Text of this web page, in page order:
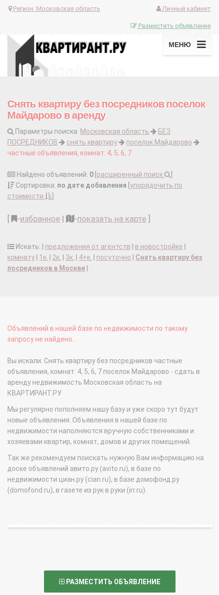
Регион: Московская область Личный кабинет
Разместить объявление
МЕНЮ
Снять квартиру без посредников поселок
Майдарово в аренду
Параметры поиска: Московская область
БЕЗ
ПОСРЕДНИКОВ
снять квартиру
поселок Майдарово
частные объявления, комнат: 4, 5, 6, 7
Найдено объявлений: 0 расширенный поиск
Сортировка: по дате добавления упорядочить по
стоимости
-избранное | -показать на карте
Искать: | предложения от агентств в новостройке
комнату
1к. 2к. 3к. 4+к. посуточно
Снять квартиру без
посредников в Москве
Объявлений в нашей базе по недвижимости по такому
запросу не найдено...
Вы искали: Снять квартиру без посредников частные
объявления, комнат: 4, 5, 6, 7 поселок Майдарово - сдать в
аренду недвижимость Московская область на
КВАРТИРАНТ.РУ
Мы регулярно пополняем нашу базу и уже скоро тут будут
новые объявления. Объявления в нашей базе по
недвижимости наполняются вручную собственниками и
хозяевами квартир, комнат, домов и других помещений.
Так же рекомендуем поискать нужную Вам информацию на
доске объявлений авито.ру (avito.ru), в базе по
недвижимости циан.ру (cian.ru), в базе домофонд.ру
(domofond.ru), в газете из рук в руки (irr.ru).
РАЗМЕСТИТЬ ОБЪЯВЛЕНИЕ